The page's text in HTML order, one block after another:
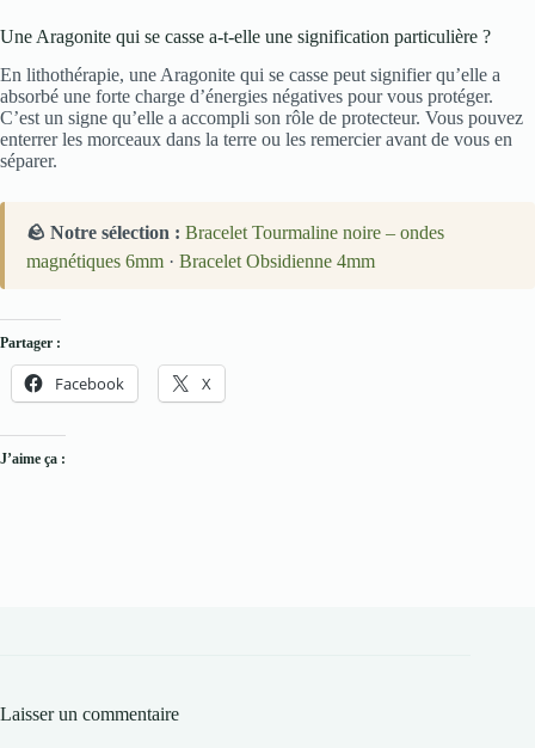
Une Aragonite qui se casse a-t-elle une signification particulière ?
En lithothérapie, une Aragonite qui se casse peut signifier qu’elle a
absorbé une forte charge d’énergies négatives pour vous protéger.
C’est un signe qu’elle a accompli son rôle de protecteur. Vous pouvez
enterrer les morceaux dans la terre ou les remercier avant de vous en
séparer.
🪨 Notre sélection : Bracelet Tourmaline noire – ondes
magnétiques 6mm · Bracelet Obsidienne 4mm
Partager :
Facebook X
J’aime ça :
Laisser un commentaire